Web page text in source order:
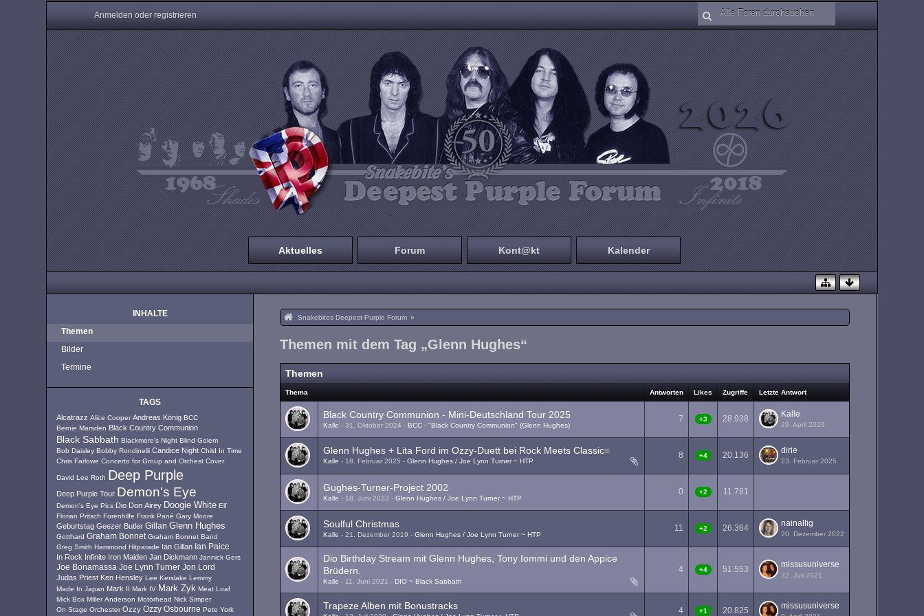
Anmelden oder registrieren
Aktuelles Forum Kont@kt Kalender
INHALTE
Themen
Bilder
Termine
TAGS
Alcatrazz Alice Cooper Andreas König BCC
Bernie Marsden Black Country Communion
Black Sabbath Blackmore's Night Blind Golem
Bob Daisley Bobby Rondinelli Candice Night Child In Time
Chris Farlowe Concerto for Group and Orchest Cover
David Lee Roth Deep Purple
Deep Purple Tour Demon's Eye
Demon's Eye Pics Dio Don Airey Doogie White Elf
Florian Pritsch Forenhilfe Frank Pané Gary Moore
Geburtstag Geezer Butler Gillan Glenn Hughes
Gotthard Graham Bonnet Graham Bonnet Band
Greg Smith Hammond Hitparade Ian Gillan Ian Paice
In Rock Infinite Iron Maiden Jan Dickmann Jannick Gers
Joe Bonamassa Joe Lynn Turner Jon Lord
Judas Priest Ken Hensley Lee Kerslake Lemmy
Made In Japan Mark II Mark IV Mark Zyk Meat Loaf
Mick Box Miller Anderson Motörhead Nick Simper
On Stage Orchester Ozzy Ozzy Osbourne Pete York
Snakebites Deepest-Purple Forum »
Themen mit dem Tag „Glenn Hughes“
Themen
Thema Antworten Likes Zugriffe Letzte Antwort
Black Country Communion - Mini-Deutschland Tour 2025
Kalle -31. Oktober 2024 - BCC - "Black Country Communion" (Glenn Hughes)
7 +3 28.938 Kalle
29. April 2026
Glenn Hughes + Lita Ford im Ozzy-Duett bei Rock Meets Classic=
Kalle - 18. Februar 2025 -Glenn Hughes / Joe Lynn Turner ~ HTP
8 +4 20.136 dirie
23. Februar 2025
Gughes-Turner-Project 2002
Kalle - 18. Juni 2023 -Glenn Hughes / Joe Lynn Turner ~ HTP
0 +2 11.781
Soulful Christmas
Kalle -21. Dezember 2019 -Glenn Hughes / Joe Lynn Turner ~ HTP
11 +2 26.364 nainallig
20. Dezember 2022
Dio Birthday Stream mit Glenn Hughes, Tony Iommi und den Appice
Brüdern.
Kalle - 11. Juni 2021 - DIO ~ Black Sabbath
4 +4 51.553 missusuniverse
22. Juli 2021
Trapeze Alben mit Bonustracks 4 +1 20.825 missusuniverse